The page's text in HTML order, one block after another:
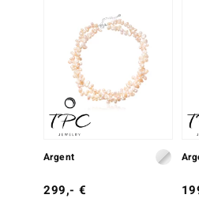
Argent
299,- €